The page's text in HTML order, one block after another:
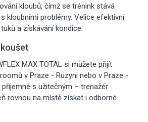
kloubů, čímž se trénink stává
kloubními problémy. Velice efektivní
a získávání kondice.
MAX TOTAL si můžete přijít
v Praze - Ruzyni nebo v Praze -
s užitečným – trenažér
rovnou na místě získat i odborné